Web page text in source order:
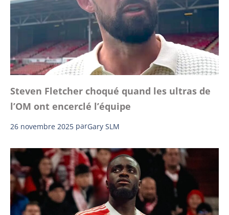
Steven Fletcher choqué quand les ultras de
l’OM ont encerclé l’équipe
26 novembre 2025 parGary SLM